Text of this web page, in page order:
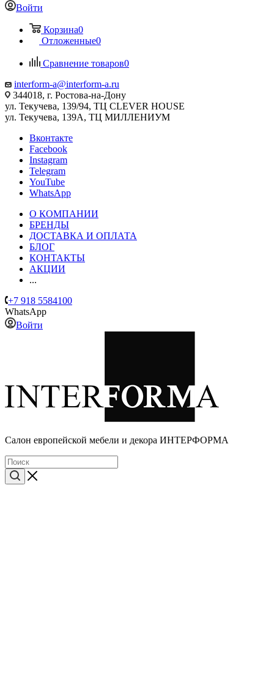
Войти
Корзина0
Отложенные0
Сравнение товаров0
interform-a@interform-a.ru
344018, г. Ростова-на-Дону
ул. Текучева, 139/94, ТЦ CLEVER HOUSE
ул. Текучева, 139А, ТЦ МИЛЛЕНИУМ
Вконтакте
Facebook
Instagram
Telegram
YouTube
WhatsApp
О КОМПАНИИ
БРЕНДЫ
ДОСТАВКА И ОПЛАТА
БЛОГ
КОНТАКТЫ
АКЦИИ
...
+7 918 5584100
WhatsApp
Войти
Cалон европейской мебели и декора ИНТЕРФОРМА